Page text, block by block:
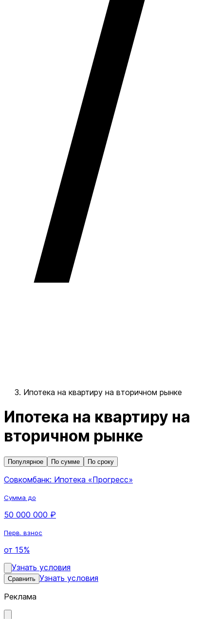
Ипотека на квартиру на вторичном рынке
Ипотека на квартиру на
вторичном рынке
Популярное По сумме По сроку
Совкомбанк: Ипотека «Прогресс»
Сумма до
50 000 000 ₽
Перв. взнос
от 15%
Узнать условия
Сравнить Узнать условия
Реклама